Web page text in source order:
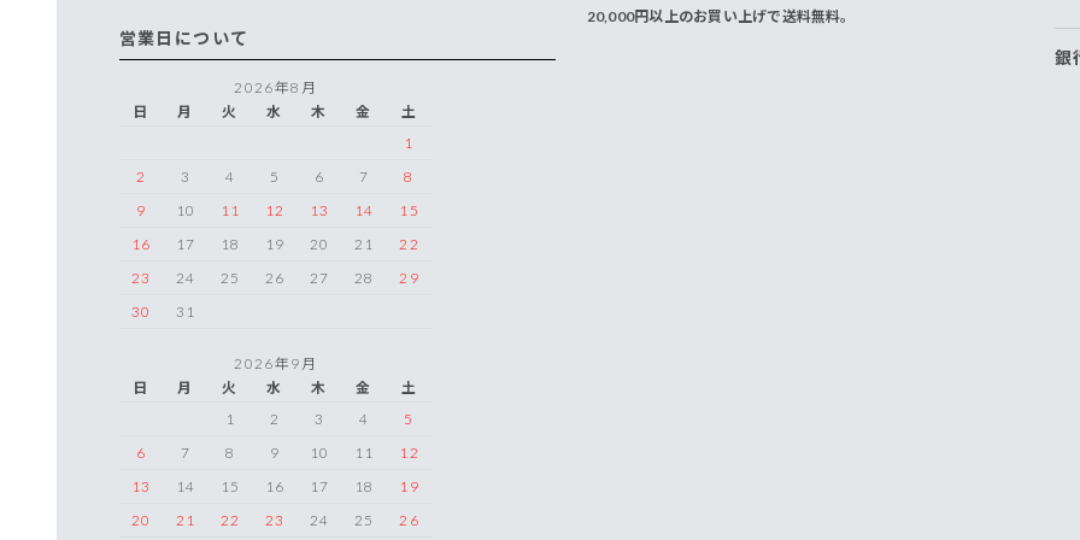
20,000円以上のお買い上げで送料無料。
銀
営業日について
2026年8月
日
月 火 水 木 金
土
1
2
3 4 5 6 7
8
9
10 11 12 13 14
15
16
17 18 19 20 21
22
23
24 25 26 27 28
29
30
31
2026年9月
日
月 火 水 木 金
土
1
2 3 4
5
6
7 8 9 10 11
12
13
14 15 16 17 18
19
20
21 22 23 24 25 26